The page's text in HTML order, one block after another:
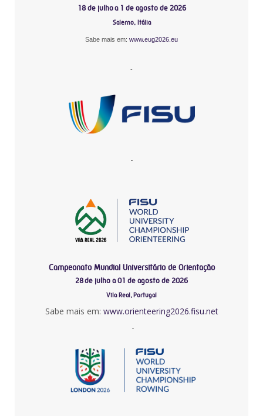
18 de julho a 1 de agosto de 2026
Salerno, Itália
Sabe mais em: www.eug2026.eu
-
-
Campeonato Mundial Universitário de Orientação
28 de julho a 01 de agosto de 2026
Vila Real, Portugal
Sabe mais em: www.orienteering2026.fisu.net
-